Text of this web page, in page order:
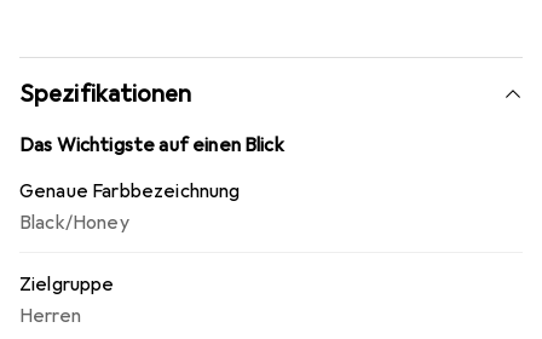
Spezifikationen
Das Wichtigste auf einen Blick
Genaue Farbbezeichnung
Black/Honey
Zielgruppe
Herren